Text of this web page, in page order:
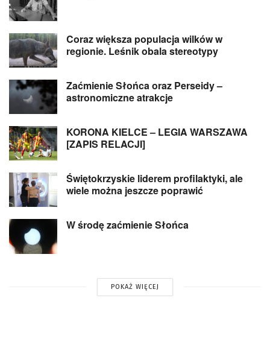
Coraz większa populacja wilków w
regionie. Leśnik obala stereotypy
Zaćmienie Słońca oraz Perseidy –
astronomiczne atrakcje
KORONA KIELCE – LEGIA WARSZAWA
[ZAPIS RELACJI]
Świętokrzyskie liderem profilaktyki, ale
wiele można jeszcze poprawić
W środę zaćmienie Słońca
POKAŻ WIĘCEJ